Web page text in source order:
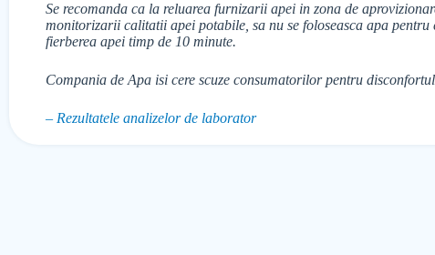
Se recomanda ca la reluarea furnizarii apei in zona de
monitorizarii calitatii apei potabile, sa nu se foloseasca apa
fierberea apei timp de 10 minute.
Compania de Apa isi cere scuze consumatorilor pentru
– Rezultatele analizelor de laborator